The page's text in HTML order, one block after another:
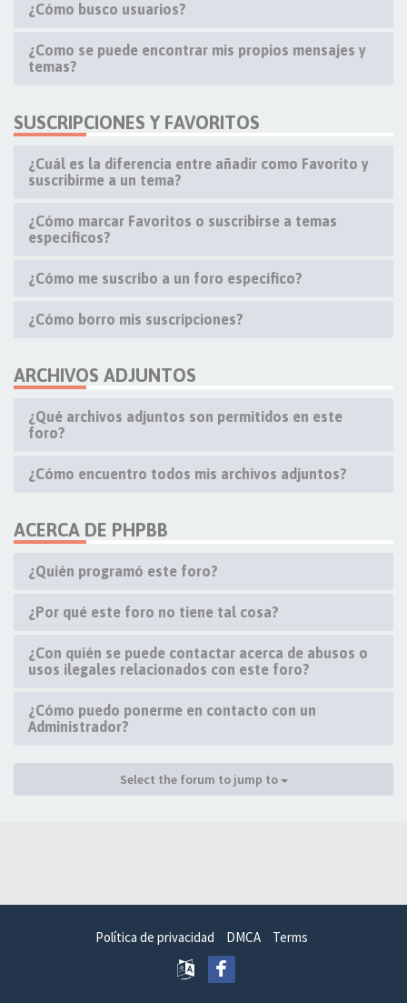
¿Cómo busco usuarios?
¿Como se puede encontrar mis propios mensajes y
temas?
SUSCRIPCIONES Y FAVORITOS
¿Cuál es la diferencia entre añadir como Favorito y
suscribirme a un tema?
¿Cómo marcar Favoritos o suscribirse a temas
específicos?
¿Cómo me suscribo a un foro específico?
¿Cómo borro mis suscripciones?
ARCHIVOS ADJUNTOS
¿Qué archivos adjuntos son permitidos en este
foro?
¿Cómo encuentro todos mis archivos adjuntos?
ACERCA DE PHPBB
¿Quién programó este foro?
¿Por qué este foro no tiene tal cosa?
¿Con quién se puede contactar acerca de abusos o
usos ilegales relacionados con este foro?
¿Cómo puedo ponerme en contacto con un
Administrador?
Select the forum to jump to
Política de privacidad DMCA Terms